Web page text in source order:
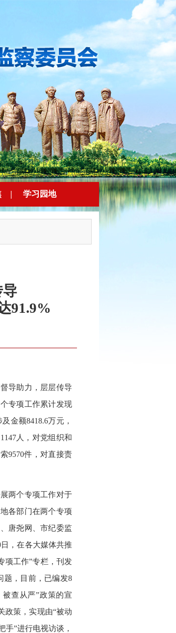
| 学习园地
导
91.9%
导助力，层层传导
专项工作累计发现
金额8418.6万元，
人，对党组织和
9570件，对直接责
两个专项工作对于
各部门在两个专项
唐尧网、市纪委监
，在各大媒体共推
项工作”专栏，刊发
题，目前，已编发8
查从严”政策的宣
政策，实现由“被动
手”进行电视访谈，